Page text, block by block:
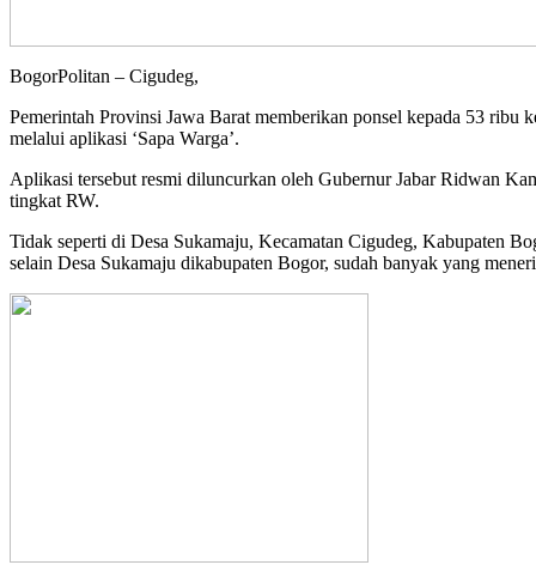
BogorPolitan – Cigudeg,
Pemerintah Provinsi Jawa Barat memberikan ponsel kepada 53
melalui aplikasi ‘Sapa Warga’.
Aplikasi tersebut resmi diluncurkan oleh Gubernur Jabar Ridwan
tingkat RW.
Tidak seperti di Desa Sukamaju, Kecamatan Cigudeg, Kabupaten
selain Desa Sukamaju dikabupaten Bogor, sudah banyak yang